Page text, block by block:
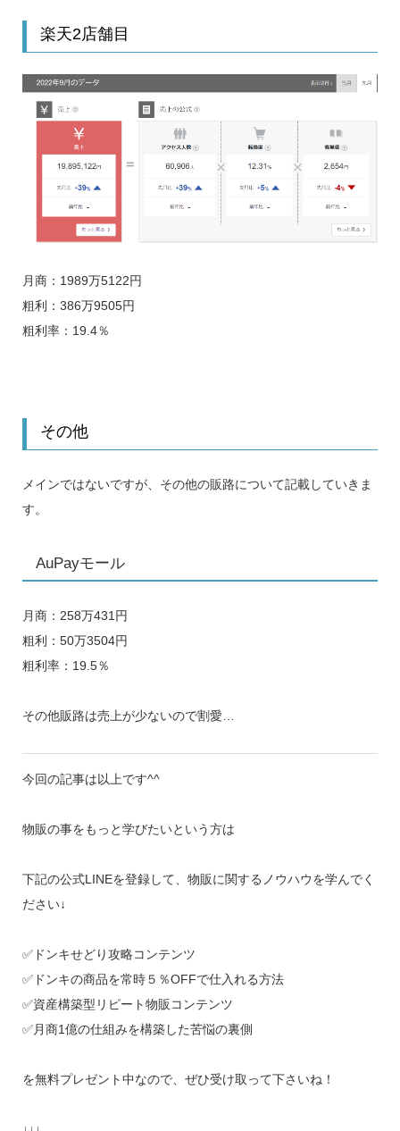
楽天2店舗目
月商：1989万5122円
粗利：386万9505円
粗利率：19.4％
その他
メインではないですが、その他の販路について記載していきま
す。
AuPayモール
月商：258万431円
粗利：50万3504円
粗利率：19.5％
その他販路は売上が少ないので割愛…
今回の記事は以上です^^
物販の事をもっと学びたいという方は
下記の公式LINEを登録して、物販に関するノウハウを学んでく
ださい↓
✅ドンキせどり攻略コンテンツ
✅ドンキの商品を常時５％OFFで仕入れる方法
✅資産構築型リピート物販コンテンツ
✅月商1億の仕組みを構築した苦悩の裏側
を無料プレゼント中なので、ぜひ受け取って下さいね！